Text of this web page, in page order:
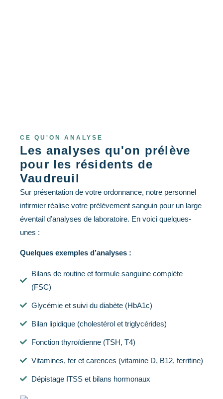
CE QU'ON ANALYSE
Les analyses qu'on prélève
pour les résidents de
Vaudreuil
Sur présentation de votre ordonnance, notre personnel
infirmier réalise votre prélèvement sanguin pour un large
éventail d’analyses de laboratoire. En voici quelques-
unes :
Quelques exemples d’analyses :
Bilans de routine et formule sanguine complète
(FSC)
Glycémie et suivi du diabète (HbA1c)
Bilan lipidique (cholestérol et triglycérides)
Fonction thyroïdienne (TSH, T4)
Vitamines, fer et carences (vitamine D, B12, ferritine)
Dépistage ITSS et bilans hormonaux